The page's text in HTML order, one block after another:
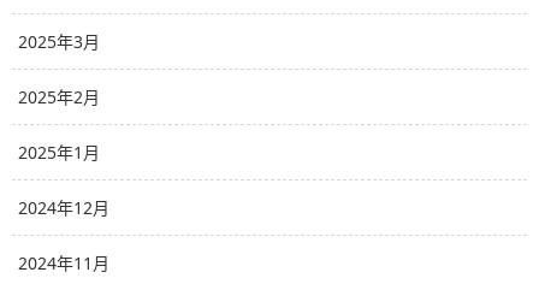
2025年3月
2025年2月
2025年1月
2024年12月
2024年11月